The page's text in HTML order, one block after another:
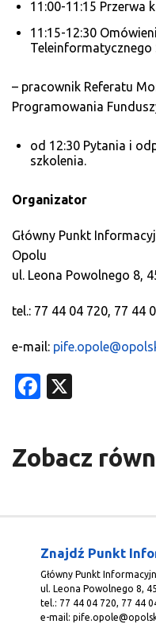
11:00-11:15 Przerwa
11:15-12:30
Teleinformatycznego
– pracownik Referatu
Programowania
od 12:30 Pytania i
szkolenia.
Organizator
Główny Punkt
Opolu
ul. Leona Powolnego 8,
tel.: 77 44 04 720, 77 44
e-mail:
Facebook
Zobacz
Znajdź Punkt
Główny Punkt
ul. Leona Powolnego 8,
tel.: 77 44 04 720, 77 44
e-mail: